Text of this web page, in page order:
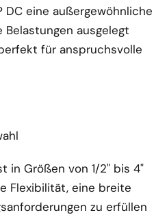
DC eine außergewöhnliche
ausgelegt
für anspruchsvolle
in Größen von 1/2" bis 4"
Flexibilität, eine breite
zu erfüllen